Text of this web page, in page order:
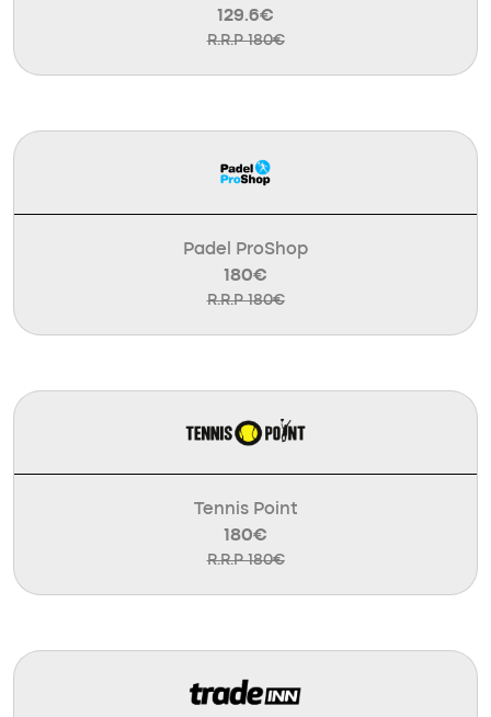
129.6€
R.R.P 180€
Padel ProShop
180€
R.R.P 180€
Tennis Point
180€
R.R.P 180€